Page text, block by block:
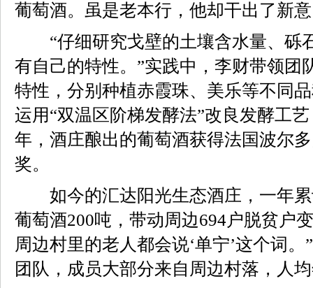
葡萄酒。虽是老本行，他却干出了新
“仔细研究戈壁的土壤含水量、砾
有自己的特性。”实践中，李财带领团
特性，分别种植赤霞珠、美乐等不同
运用“双温区阶梯发酵法”改良发酵工
年，酒庄酿出的葡萄酒获得法国波尔
奖。
如今的汇达阳光生态酒庄，一年累
葡萄酒200吨，带动周边694户脱贫户
周边村里的老人都会说‘单宁’这个词
团队，成员大部分来自周边村落，人